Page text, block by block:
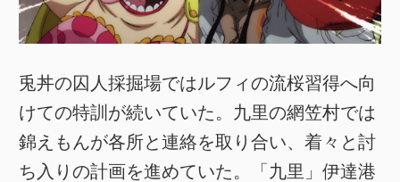
兎丼の囚人採掘場ではルフィの流桜習得へ向
けての特訓が続いていた。九里の網笠村では
錦えもんが各所と連絡を取り合い、着々と討
ち入りの計画を進めていた。「九里」伊達港